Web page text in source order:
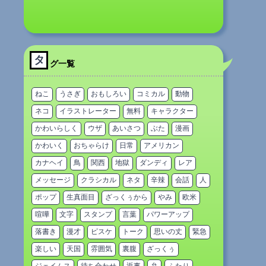
タ グ一覧
ねこ うさぎ おもしろい コミカル 動物
ネコ イラストレーター 無料 キャラクター
かわいらしく ウザ あいさつ ぶた 漫画
かわいく おちゃらけ 日常 アメリカン
カナヘイ 鳥 関西 地獄 ダンディ レア
メッセージ クラシカル ネタ 辛辣 会話 人
ポップ 生真面目 ざっくぅから やみ 欧米
喧嘩 文字 スタンプ 言葉 パワーアップ
落書き 漫才 ピスケ トーク 思いの丈 緊急
楽しい 天国 雰囲気 裏腹 ざっくぅ